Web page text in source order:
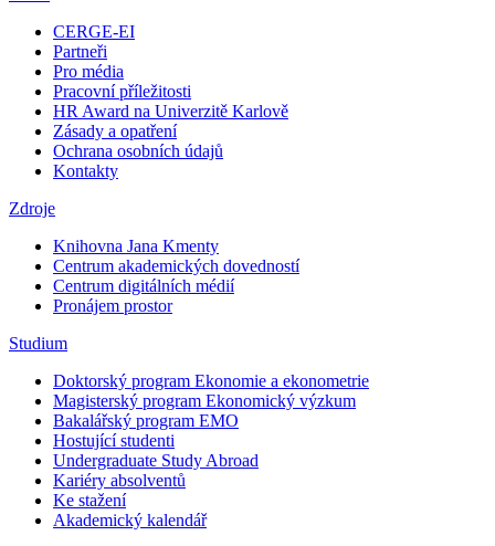
CERGE-EI
Partneři
Pro média
Pracovní příležitosti
HR Award na Univerzitě Karlově
Zásady a opatření
Ochrana osobních údajů
Kontakty
Zdroje
Knihovna Jana Kmenty
Centrum akademických dovedností
Centrum digitálních médií
Pronájem prostor
Studium
Doktorský program Ekonomie a ekonometrie
Magisterský program Ekonomický výzkum
Bakalářský program EMO
Hostující studenti
Undergraduate Study Abroad
Kariéry absolventů
Ke stažení
Akademický kalendář